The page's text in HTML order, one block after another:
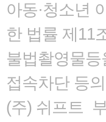
아동·청소년
한 법률 제11
불법촬영물
접속차단 등
(주) 쉬프트